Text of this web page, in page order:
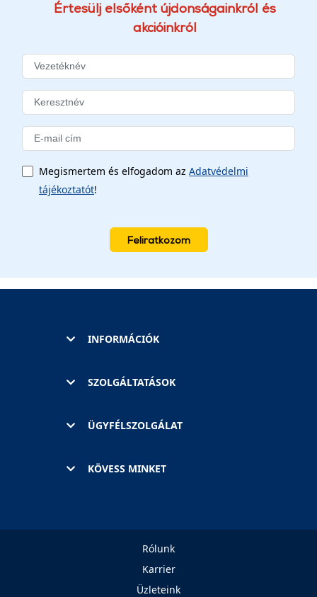
Értesülj elsőként újdonságainkról és
akcióinkról
Megismertem és elfogadom az Adatvédelmi
tájékoztatót!
Feliratkozom
INFORMÁCIÓK
SZOLGÁLTATÁSOK
ÜGYFÉLSZOLGÁLAT
KÖVESS MINKET
Rólunk
Karrier
Üzleteink